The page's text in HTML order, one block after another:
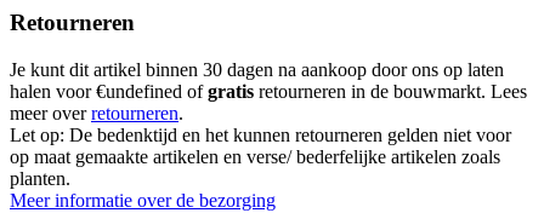
Retourneren
Je kunt dit artikel binnen 30 dagen na aankoop door ons op laten
halen voor €undefined ofgratis retourneren in de bouwmarkt. Lees
meer overretourneren.
Let op: De bedenktijd en het kunnen retourneren gelden niet voor
op maat gemaakte artikelen en verse/ bederfelijke artikelen zoals
planten.
Meer informatie over de bezorging